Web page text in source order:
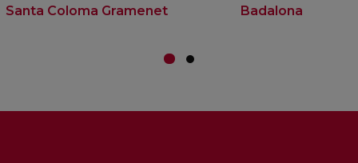
Santa Coloma Gramenet Badalona